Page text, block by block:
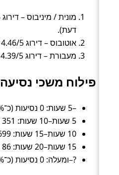
דעת).
אוטובוס – דירוג 4.46/5 (94,709 חוות דעת).
מעבורת – דירוג 4.39/5 (70,753 חוות דעת).
פילוח משכי נסיעה
–5 שעות: 0 נסיעות (כ־0%).
5 שעות–10 שעות: 351 נסיעות (כ־31%).
10 שעות–15 שעות: 699 נסיעות (כ־61%).
15 שעות–20 שעות: 86 נסיעות (כ־7%).
?–ומעלה: 0 נסיעות (כ־0%).